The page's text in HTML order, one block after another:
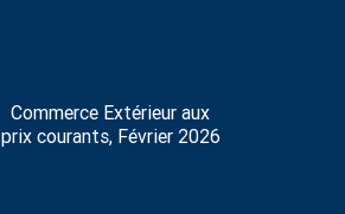
Commerce Extérieur aux
prix courants, Février 2026